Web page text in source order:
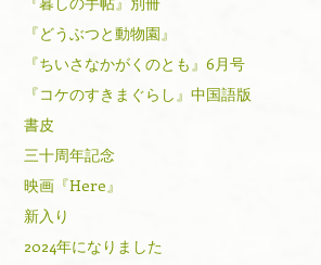
『どうぶつと動物園』
『ちいさなかがくのとも』6月号
『コケのすきまぐらし』中国語版
書皮
三十周年記念
映画『Here』
新入り
2024年になりました